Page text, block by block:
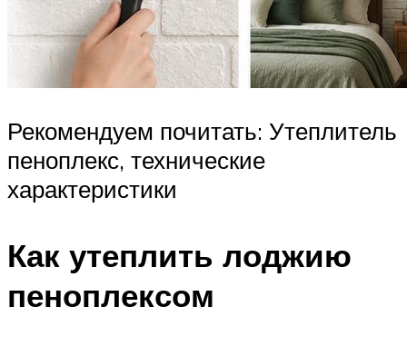
Рекомендуем почитать: Утеплитель
пеноплекс, технические
характеристики
Как утеплить лоджию
пеноплексом